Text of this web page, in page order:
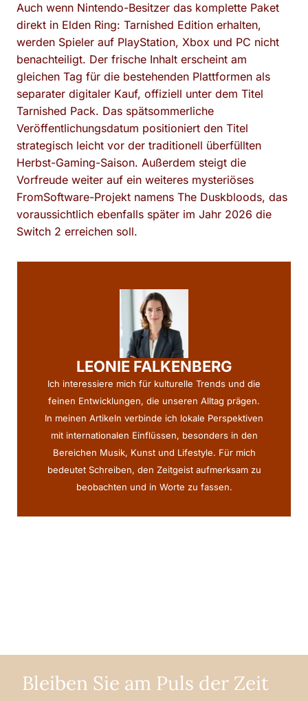
Auch wenn Nintendo-Besitzer das komplette Paket
direkt in Elden Ring: Tarnished Edition erhalten,
werden Spieler auf PlayStation, Xbox und PC nicht
benachteiligt. Der frische Inhalt erscheint am
gleichen Tag für die bestehenden Plattformen als
separater digitaler Kauf, offiziell unter dem Titel
Tarnished Pack. Das spätsommerliche
Veröffentlichungsdatum positioniert den Titel
strategisch leicht vor der traditionell überfüllten
Herbst-Gaming-Saison. Außerdem steigt die
Vorfreude weiter auf ein weiteres mysteriöses
FromSoftware-Projekt namens The Duskbloods, das
voraussichtlich ebenfalls später im Jahr 2026 die
Switch 2 erreichen soll.
LEONIE FALKENBERG
Ich interessiere mich für kulturelle Trends und die
feinen Entwicklungen, die unseren Alltag prägen.
In meinen Artikeln verbinde ich lokale Perspektiven
mit internationalen Einflüssen, besonders in den
Bereichen Musik, Kunst und Lifestyle. Für mich
bedeutet Schreiben, den Zeitgeist aufmerksam zu
beobachten und in Worte zu fassen.
Bleiben Sie am Puls der Zeit